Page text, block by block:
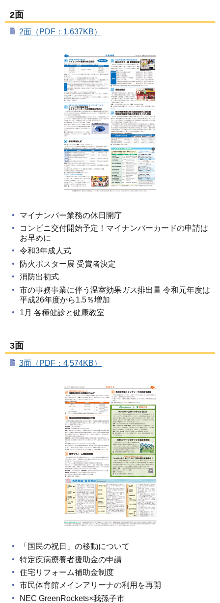
2面
2面（PDF：1,637KB）
マイナンバー業務の休日開庁
コンビニ交付開始予定！マイナンバーカードの申請は
お早めに
令和3年成人式
防火ポスター展 受賞者決定
消防出初式
市の事務事業に伴う温室効果ガス排出量 令和元年度は
平成26年度から1.5％増加
1月 各種健診と健康教室
3面
3面（PDF：4,574KB）
「国民の祝日」の移動について
特定疾病療養者援助金の申請
住宅リフォーム補助金制度
市民体育館メインアリーナの利用を再開
NEC GreenRockets×我孫子市